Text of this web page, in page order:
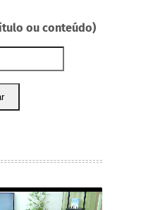
ou conteúdo)